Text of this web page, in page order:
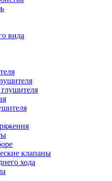
вида
глушителя
клапаны
хода